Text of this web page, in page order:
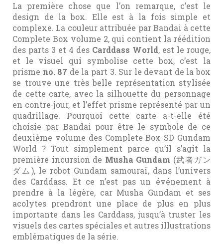
La première chose que l’on remarque, c’est le
design de la box. Elle est à la fois simple et
complexe. La couleur attribuée par Bandai à cette
Complete Box volume 2, qui contient la réédition
des parts 3 et 4 des Carddass World, est le rouge,
et le visuel qui symbolise cette box, c’est la
prisme no. 87 de la part 3. Sur le devant de la box
se trouve une très belle représentation stylisée
de cette carte, avec la silhouette du personnage
en contre-jour, et l’effet prisme représenté par un
quadrillage. Pourquoi cette carte a-t-elle été
choisie par Bandai pour être le symbole de ce
deuxième volume des Complete Box SD Gundam
World ? Tout simplement parce qu’il s’agit la
première incursion de Musha Gundam (武者ガン
ダム), le robot Gundam samouraï, dans l’univers
des Carddass. Et ce n’est pas un événement à
prendre à la légère, car Musha Gundam et ses
acolytes prendront une place de plus en plus
importante dans les Carddass, jusqu’à truster les
visuels des cartes spéciales et autres illustrations
emblématiques de la série.